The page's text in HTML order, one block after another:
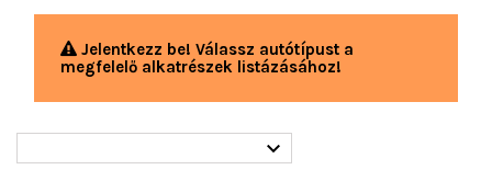
Jelentkezz be! Válassz autótípust a
megfelelő alkatrészek listázásához!
